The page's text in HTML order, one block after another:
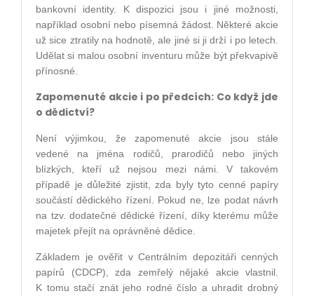
bankovní identity. K dispozici jsou i jiné možnosti,
například osobní nebo písemná žádost. Některé akcie
už sice ztratily na hodnotě, ale jiné si ji drží i po letech.
Udělat si malou osobní inventuru může být překvapivě
přínosné.
Zapomenuté akcie i po předcích: Co když jde
o dědictví?
Není výjimkou, že zapomenuté akcie jsou stále
vedené na jména rodičů, prarodičů nebo jiných
blízkých, kteří už nejsou mezi námi. V takovém
případě je důležité zjistit, zda byly tyto cenné papíry
součástí dědického řízení. Pokud ne, lze podat návrh
na tzv. dodatečné dědické řízení, díky kterému může
majetek přejít na oprávněné dědice.
Základem je ověřit v Centrálním depozitáři cenných
papírů (CDCP), zda zemřelý nějaké akcie vlastnil.
K tomu stačí znát jeho rodné číslo a uhradit drobný